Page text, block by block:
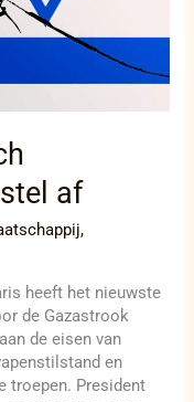
af
,
heeft het nieuwste
de Gazastrook
de eisen van
en
troepen. President